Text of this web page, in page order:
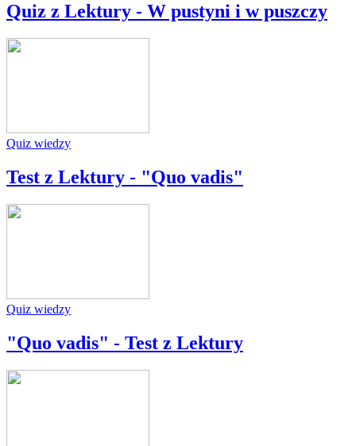
Quiz z Lektury - W pustyni i w puszczy
Quiz wiedzy
Test z Lektury - "Quo vadis"
Quiz wiedzy
"Quo vadis" - Test z Lektury